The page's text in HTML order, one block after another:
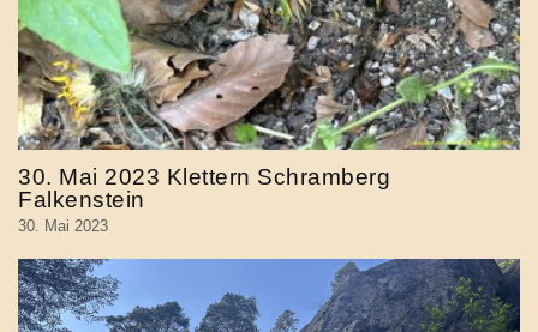
30. Mai 2023 Klettern Schramberg
Falkenstein
30. Mai 2023